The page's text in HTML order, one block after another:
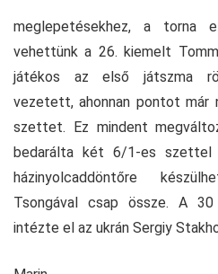
meglepetésekhez, a torna
vehettünk a 26. kiemelt
játékos az első játszma
vezetett, ahonnan pontot
szettet. Ez mindent
bedarálta két 6/1-es
házinyolcaddöntőre
Tsongával csap össze. A
intézte el az ukrán Sergiy